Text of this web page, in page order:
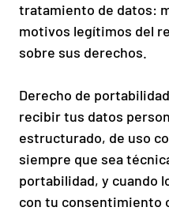
tratamiento de datos:
motivos legítimos del
sobre sus derechos.
Derecho de
recibir tus datos
estructurado, de uso
siempre que sea
portabilidad, y cuando
con tu consentimiento